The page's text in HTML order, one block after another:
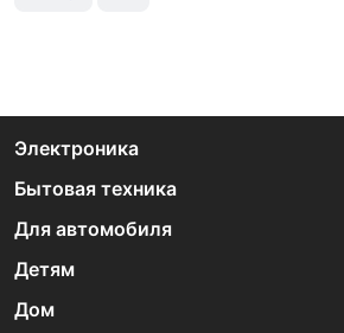
Электроника
Бытовая техника
Для автомобиля
Детям
Дом